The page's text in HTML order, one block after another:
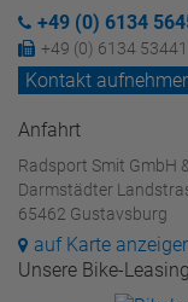
+49 (0) 6134
+49 (0) 6134 53441
Kontakt
Anfahrt
Radsport Smit GmbH
Darmstädter
65462 Gustavsburg
auf Karte
Unsere Bike-